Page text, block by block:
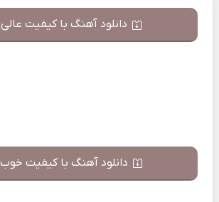
دانلود آهنگ با کیفیت عالی 320
دانلود آهنگ با کیفیت خوب 128